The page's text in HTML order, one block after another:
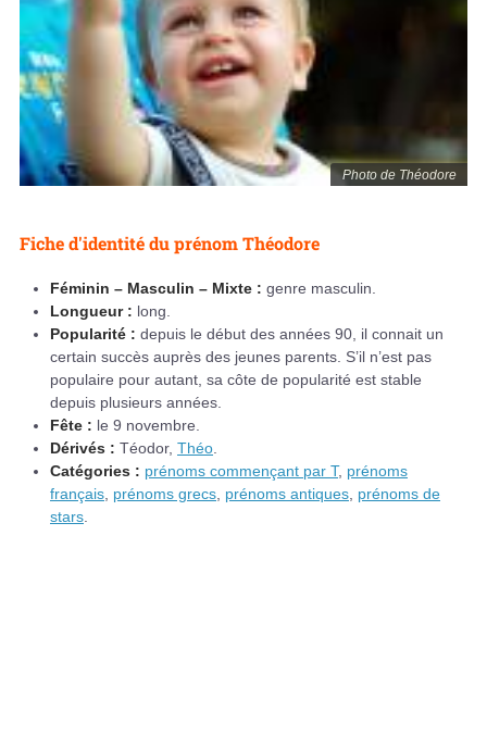
Photo de Théodore
Fiche d'identité du prénom Théodore
Féminin – Masculin – Mixte : genre masculin.
Longueur : long.
Popularité : depuis le début des années 90, il connait un
certain succès auprès des jeunes parents. S’il n’est pas
populaire pour autant, sa côte de popularité est stable
depuis plusieurs années.
Fête : le 9 novembre.
Dérivés : Téodor, Théo
Catégories : prénoms commençant par T, prénoms
français prénoms grecs prénoms antiques prénoms de
stars